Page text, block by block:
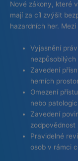
Nové zákony, které
mají za cíl zvýšit
hazardních her.
Vyjasnění
nezpůsobilých
Zavedení
herních
Omezení
nebo
Zavedení
zodpovědnost
Pravidelné
osob v rámci